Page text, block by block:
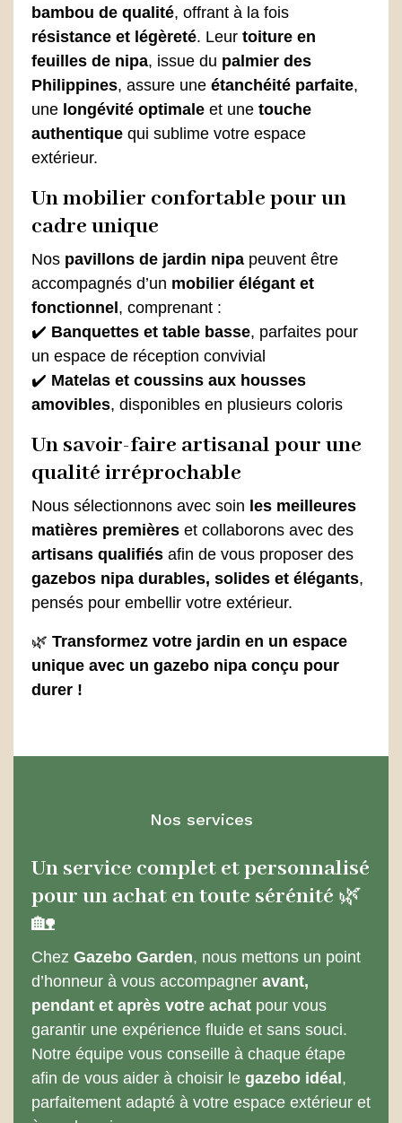
bambou de qualité, offrant à la fois
résistance et légèreté. Leur toiture en
feuilles de nipa, issue du palmier des
Philippines, assure une étanchéité parfaite,
une longévité optimale et une touche
authentique qui sublime votre espace
extérieur.
Un mobilier confortable pour un
cadre unique
Nos pavillons de jardin nipa peuvent être
accompagnés d’un mobilier élégant et
fonctionnel , comprenant :
✔️ Banquettes et table basse, parfaites pour
un espace de réception convivial
✔️ Matelas et coussins aux housses
amovibles, disponibles en plusieurs coloris
Un savoir-faire artisanal pour une
qualité irréprochable
Nous sélectionnons avec soin les meilleures
matières premières et collaborons avec des
artisans qualifiés afin de vous proposer des
gazebos nipa durables, solides et élégants,
pensés pour embellir votre extérieur.
🌿 Transformez votre jardin en un espace
unique avec un gazebo nipa conçu pour
durer !
Nos services
Un service complet et personnalisé
pour un achat en toute sérénité 🌿
🏡
Chez Gazebo Garden, nous mettons un point
d’honneur à vous accompagner avant,
pendant et après votre achat pour vous
garantir une expérience fluide et sans souci.
Notre équipe vous conseille à chaque étape
afin de vous aider à choisir le gazebo idéal ,
parfaitement adapté à votre espace extérieur et